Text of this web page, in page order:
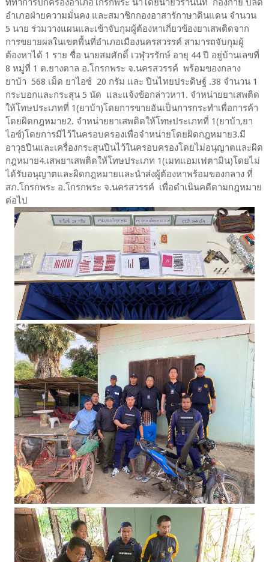
ที่ทำการปกครองอำเภอโกรกพระ นำโดยนายวรานนท์ กองก่าย ปลัด
อำเภอฝ่ายความมั่นคง และสมาชิกกองอาสารักาษาดินแดน จำนวน
5 นาย ร่วมวางแผนและเข้าจับกุมผู้ต้องหาเกี่ยวข้องยาเสพติดจาก
การขยายผลในเขตพื้นที่อำเภอเมืองนครสวรรค์ สามารถจับกุมผู้
ต้องหาได้ 1 ราย ชื่อ นายสมศักดิ์ เวฬุวรรักษ์ อายุ 44 ปี อยู่บ้านเลขที่
8 หมู่ที่ 1 ต.ยางตาล อ.โกรกพระ จ.นครสวรรค์ พร้อมของกลาง
ยาบ้า 568 เม็ด ยาไอซ์ 20 กรัม และ ปืนไทยประดิษฐ์ .38 จำนวน 1
กระบอกและกระสุน 5 นัด และแจ้งข้อกล่าวหา1. จำหน่ายยาเสพติด
ให้โทษประเภทที่ 1(ยาบ้า)โดยการขายอันเป็นการกระทำเพื่อการค้า
โดยผิดกฎหมาย2. จำหน่ายยาเสพติดให้โทษประเภทที่ 1(ยาบ้า,ยา
ไอซ์)โดยการมีไว้ในครอบครองเพื่อจำหน่ายโดยผิดกฎหมาย3.มี
อาวุธปืนและเครื่องกระสุนปืนไว้ในครอบครองโดยไม่อนุญาตและผิด
กฎหมาย4.เสพยาเสพติดให้โทษประเภท 1(เมทแอมเฟตามิน)โดยไม่
ได้รับอนุญาตและผิดกฎหมายและนำส่งผู้ต้องหาพร้อมของกลาง ที่
สภ.โกรกพระ อ.โกรกพระ จ.นครสวรรค์ เพื่อดำเนินคดีตามกฎหมาย
ต่อไป